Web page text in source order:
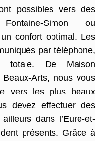
possibles vers des
Simon ou
confort optimal. Les
par téléphone,
totale. De Maison
Arts, nous vous
vers les plus beaux
devez effectuer des
dans l’Eure-et-
présents. Grâce à